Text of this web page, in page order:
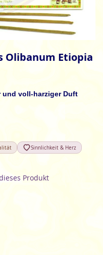
Olibanum Etiopia
und voll-harziger Duft
Sinnlichkeit & Herz
Produkt